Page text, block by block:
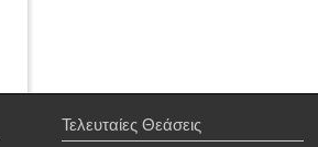
Τελευταίες Θεάσεις